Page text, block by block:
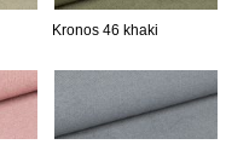
Kronos 46 khaki